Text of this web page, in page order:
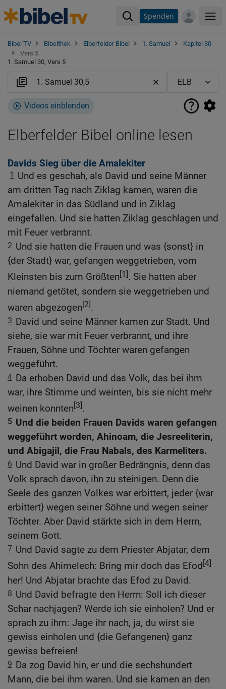
Spenden
Bibel TV Bibelthek Elberfelder Bibel 1. Samuel
Kapitel 30
Vers 5
1. Samuel 30, Vers 5
Videos einblenden
Elberfelder Bibel online lesen
Davids Sieg über die Amalekiter
1
Und es geschah, als David und seine Männer
am dritten Tag nach Ziklag kamen, waren die
Amalekiter in das Südland und in Ziklag
eingefallen. Und sie hatten Ziklag geschlagen und
mit Feuer verbrannt.
2 Und sie hatten die Frauen und was {sonst} in
{der Stadt} war, gefangen weggetrieben, vom
Kleinsten bis zum Größten[1]. Sie hatten aber
niemand getötet, sondern sie weggetrieben und
waren abgezogen[2].
3 David und seine Männer kamen zur Stadt. Und
siehe, sie war mit Feuer verbrannt, und ihre
Frauen, Söhne und Töchter waren gefangen
weggeführt.
4 Da erhoben David und das Volk, das bei ihm
war, ihre Stimme und weinten, bis sie nicht mehr
weinen konnten[3].
5 Und die beiden Frauen Davids waren gefangen
weggeführt worden, Ahinoam, die Jesreeliterin,
und Abigajil, die Frau Nabals, des Karmeliters.
6 Und David war in großer Bedrängnis, denn das
Volk sprach davon, ihn zu steinigen. Denn die
Seele des ganzen Volkes war erbittert, jeder {war
erbittert} wegen seiner Söhne und wegen seiner
Töchter. Aber David stärkte sich in dem Herrn,
seinem Gott.
7 Und David sagte zu dem Priester Abjatar, dem
Sohn des Ahimelech: Bring mir doch das Efod[4]
her! Und Abjatar brachte das Efod zu David.
8 Und David befragte den Herrn: Soll ich dieser
Schar nachjagen? Werde ich sie einholen? Und er
sprach zu ihm: Jage ihr nach, ja, du wirst sie
gewiss einholen und {die Gefangenen} ganz
gewiss befreien!
9 Da zog David hin, er und die sechshundert
Mann, die bei ihm waren. Und sie kamen an den